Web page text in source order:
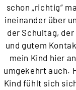
schon „richtig“
ineinander über
der Schultag,
und gutem
mein Kind hier
umgekehrt auch.
Kind fühlt sich